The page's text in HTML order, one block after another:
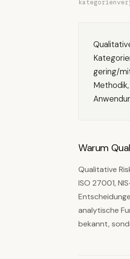
gering/
Warum
Qualitative
ISO 27001,
analytische
bekannt,